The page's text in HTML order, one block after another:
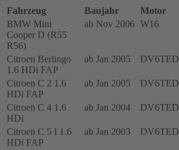
DV6TED4,
W16,
753420-
0001,
1340133,
9650764480
Menge
Fahrzeug Baujahr Motor
BMW Mini
Cooper D (R55
R56)
ab Nov 2006 W16
Citroen Berlingo
1.6 HDi FAP
ab Jan 2005
Citroen C 2 1.6
HDi FAP
ab Jan 2005
Citroen C 4 1.6
HDi
ab Jan 2004
Citroen C 5 I 1.6
HDi FAP
ab Jan 2003